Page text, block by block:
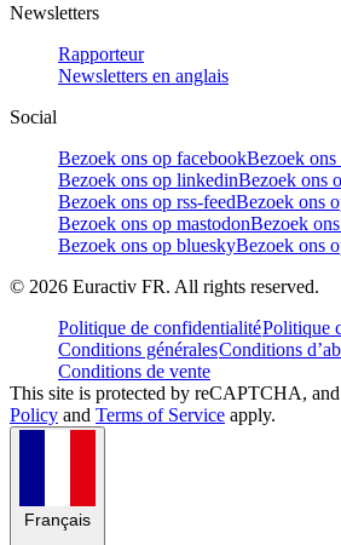
Newsletters
Rapporteur
Newsletters en anglais
Social
Bezoek ons op facebookBezoek
Bezoek ons op linkedinBezoek ons
Bezoek ons op rss-feedBezoek ons
Bezoek ons op mastodonBezoek
Bezoek ons op blueskyBezoek ons
© 2026 Euractiv FR. All rights reserved.
Politique de confidentialitéPolitique
Conditions généralesConditions
Conditions de vente
This site is protected by reCAPTCHA,
Policy and Terms of Service apply.
Français